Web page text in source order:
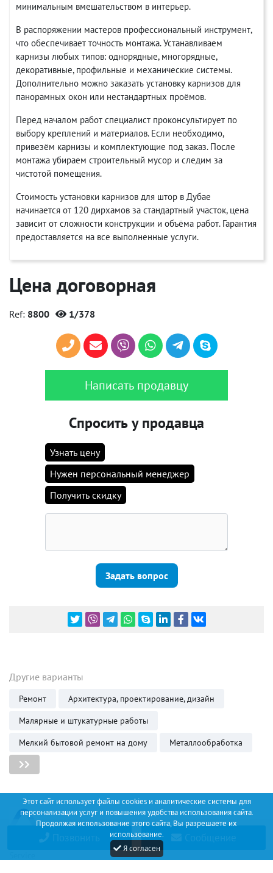
Этот сайт использует файлы cookies и аналитические системы для
персонализации услуг и повышения удобства использования сайта.
Продолжая использование этого сайта, Вы разрешаете их
использование.
Я согласен
минимальным вмешательством в интерьер.
В распоряжении мастеров профессиональный инструмент,
что обеспечивает точность монтажа. Устанавливаем
карнизы любых типов: однорядные, многорядные,
декоративные, профильные и механические системы.
Дополнительно можно заказать установку карнизов для
панорамных окон или нестандартных проёмов.
Перед началом работ специалист проконсультирует по
выбору креплений и материалов. Если необходимо,
привезём карнизы и комплектующие под заказ. После
монтажа убираем строительный мусор и следим за
чистотой помещения.
Стоимость установки карнизов для штор в Дубае
начинается от 120 дирхамов за стандартный участок, цена
зависит от сложности конструкции и объёма работ. Гарантия
предоставляется на все выполненные услуги.
Цена договорная
Ref: 8800 1/378
Написать продавцу
Спросить у продавца
Узнать цену
Нужен персональный менеджер
Получить скидку
Задать вопрос
Другие варианты
Ремонт
Архитектура, проектирование, дизайн
Малярные и штукатурные работы
Мелкий бытовой ремонт на дому
Металлообработка
Позвонить Сообщение
Discount